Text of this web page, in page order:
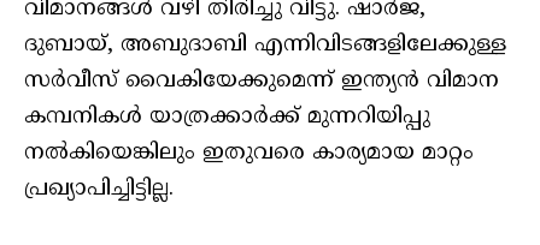
വിമാനങ്ങള്‍ വഴി തിരിച്ചു വിട്ടു. ഷാര്‍ജ,
ദുബായ്, അബുദാബി എന്നിവിടങ്ങളിലേക്കുള്ള
സര്‍വീസ് വൈകിയേക്കുമെന്ന് ഇന്ത്യന്‍ വിമാന
കമ്പനികള്‍ യാത്രക്കാര്‍ക്ക് മുന്നറിയിപ്പു
നല്‍കിയെങ്കിലും ഇതുവരെ കാര്യമായ മാറ്റം
പ്രഖ്യാപിച്ചിട്ടില്ല.